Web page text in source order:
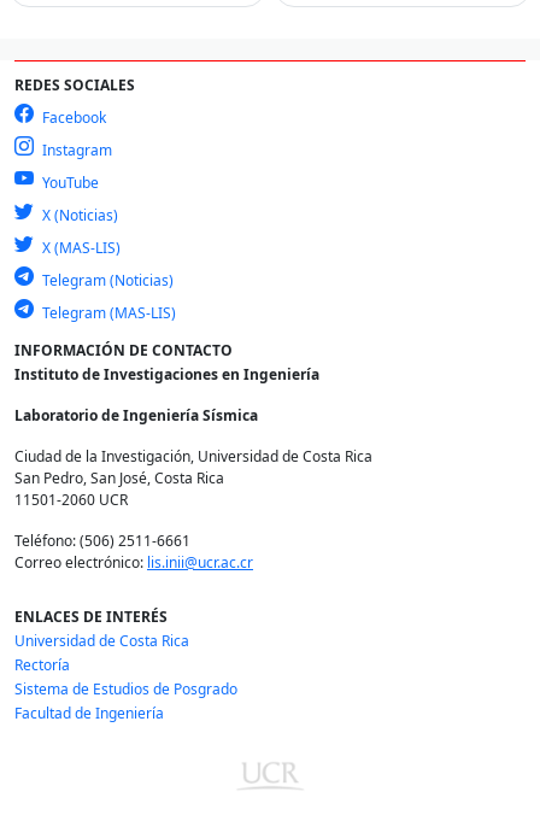
REDES SOCIALES
Facebook
Instagram
YouTube
X (Noticias)
X (MAS-LIS)
Telegram (Noticias)
Telegram (MAS-LIS)
INFORMACIÓN DE CONTACTO
Instituto de Investigaciones en Ingeniería
Laboratorio de Ingeniería Sísmica
Ciudad de la Investigación, Universidad de Costa Rica
San Pedro, San José, Costa Rica
11501-2060 UCR
Teléfono: (506) 2511-6661
Correo electrónico: lis.inii@ucr.ac.cr
ENLACES DE INTERÉS
Universidad de Costa Rica
Rectoría
Sistema de Estudios de Posgrado
Facultad de Ingeniería